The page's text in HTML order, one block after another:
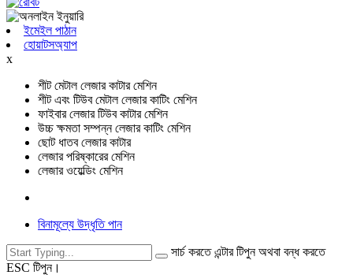
ইমেইল পাঠান
হোয়াটসঅ্যাপ
x
শীট মেটাল লেজার কাটার মেশিন
শীট এবং টিউব মেটাল লেজার কাটিং মেশিন
ফাইবার লেজার টিউব কাটার মেশিন
উচ্চ ক্ষমতা সম্পন্ন লেজার কাটিং মেশিন
ছোট ধাতব লেজার কাটার
লেজার পরিষ্কারের মেশিন
লেজার ওয়েল্ডিং মেশিন
বিনামূল্যে উদ্ধৃতি পান
সার্চ করতে এন্টার টিপুন অথবা বন্ধ করতে
ESC টিপুন।